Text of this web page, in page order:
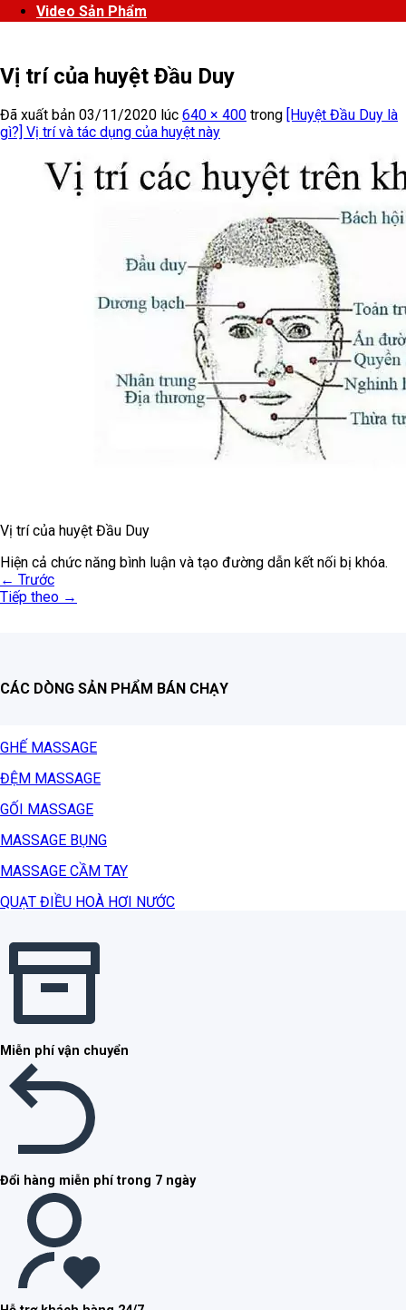
Video Sản Phẩm
Vị trí của huyệt Đầu Duy
Đã xuất bản 03/11/2020 lúc 640 × 400 trong [Huyệt Đầu Duy là
gì?] Vị trí và tác dụng của huyệt này
Vị trí của huyệt Đầu Duy
Hiện cả chức năng bình luận và tạo đường dẫn kết nối bị khóa.
← Trước
Tiếp theo →
CÁC DÒNG SẢN PHẨM BÁN CHẠY
GHẾ MASSAGE
ĐỆM MASSAGE
GỐI MASSAGE
MASSAGE BỤNG
MASSAGE CẦM TAY
QUẠT ĐIỀU HOÀ HƠI NƯỚC
Miễn phí vận chuyển
Đổi hàng miễn phí trong 7 ngày